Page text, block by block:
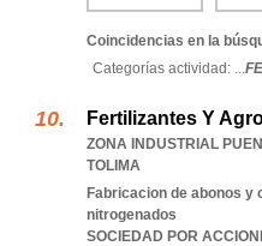
Coincidencias en la
Categorías actividad: ...
Fertilizantes Y
ZONA INDUSTRIAL
TOLIMA
Fabricacion de abonos
nitrogenados
SOCIEDAD POR